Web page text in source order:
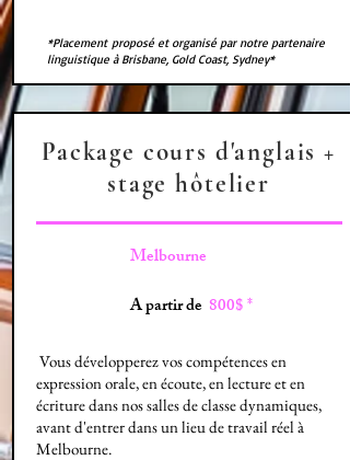
*Placement proposé et organisé par notre partenaire
linguistique à Brisbane, Gold Coast, Sydney*
Package cours d'anglais +
stage hôtelier
Melbourne
A partir de 800$ *
Vous développerez vos compétences en
expression orale, en écoute, en lecture et en
écriture dans nos salles de classe dynamiques,
avant d'entrer dans un lieu de travail réel à
Melbourne.